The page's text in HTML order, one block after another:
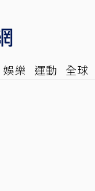
娛樂 運動 全球